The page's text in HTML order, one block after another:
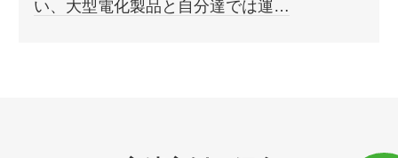
い、大型電化製品と自分達では運…